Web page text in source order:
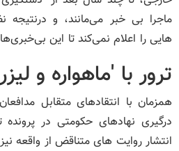
ماجرا بی خبر می‌مانند، و
هایی را اعلام نمی‌کند تا این بی‌خبری‌ها
ترور با 'ماهواره و
همزمان با انتقادهای متقابل
درگیری نهادهای حکومتی در
انتشار روایت های متناقض‌ از واقعه